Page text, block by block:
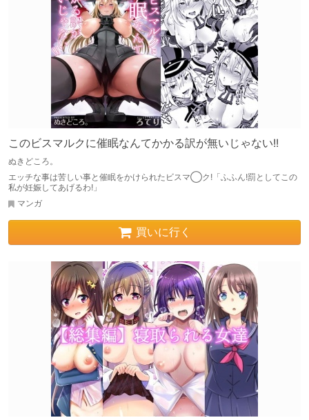
このビスマルクに催眠なんてかかる訳が無いじゃない!!
ぬきどころ。
エッチな事は苦しい事と催眠をかけられたビスマ◯ク!「ふふん!罰としてこの
私が妊娠してあげるわ!」
マンガ
買いに行く